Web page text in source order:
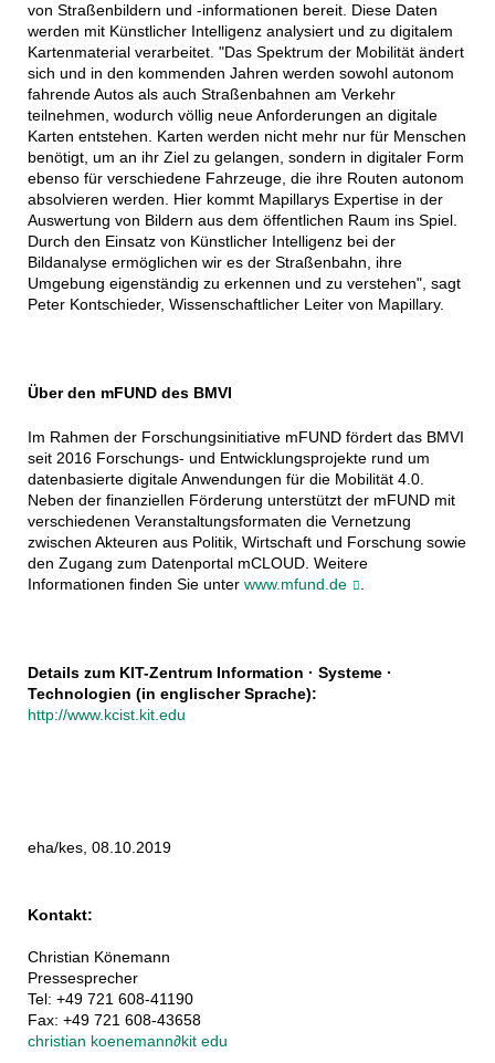
von Straßenbildern und -informationen bereit. Diese Daten
werden mit Künstlicher Intelligenz analysiert und zu digitalem
Kartenmaterial verarbeitet. "Das Spektrum der Mobilität ändert
sich und in den kommenden Jahren werden sowohl autonom
fahrende Autos als auch Straßenbahnen am Verkehr
teilnehmen, wodurch völlig neue Anforderungen an digitale
Karten entstehen. Karten werden nicht mehr nur für Menschen
benötigt, um an ihr Ziel zu gelangen, sondern in digitaler Form
ebenso für verschiedene Fahrzeuge, die ihre Routen autonom
absolvieren werden. Hier kommt Mapillarys Expertise in der
Auswertung von Bildern aus dem öffentlichen Raum ins Spiel.
Durch den Einsatz von Künstlicher Intelligenz bei der
Bildanalyse ermöglichen wir es der Straßenbahn, ihre
Umgebung eigenständig zu erkennen und zu verstehen", sagt
Peter Kontschieder, Wissenschaftlicher Leiter von Mapillary.
Über den mFUND des BMVI
Im Rahmen der Forschungsinitiative mFUND fördert das BMVI
seit 2016 Forschungs- und Entwicklungsprojekte rund um
datenbasierte digitale Anwendungen für die Mobilität 4.0.
Neben der finanziellen Förderung unterstützt der mFUND mit
verschiedenen Veranstaltungsformaten die Vernetzung
zwischen Akteuren aus Politik, Wirtschaft und Forschung sowie
den Zugang zum Datenportal mCLOUD. Weitere
Informationen finden Sie unter www.mfund.de .
Details zum KIT-Zentrum Information · Systeme ·
Technologien (in englischer Sprache):
http://www.kcist.kit.edu
eha/kes, 08.10.2019
Kontakt:
Christian Könemann
Pressesprecher
Tel: +49 721 608-41190
Fax: +49 721 608-43658
christian koenemann∂kit edu